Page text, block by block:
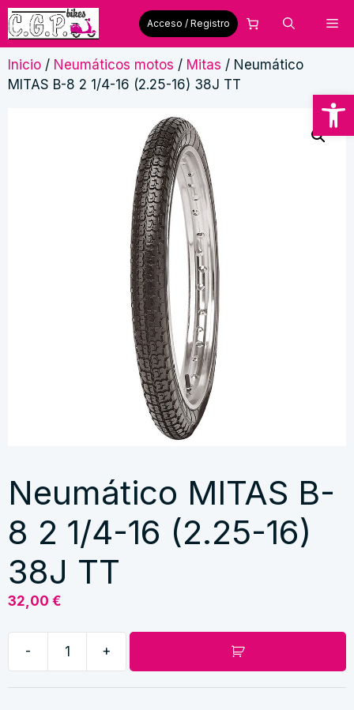
Abrir
Saltar
al
contenido
Acceso / Registro
Inicio / Neumáticos motos / Mitas / Neumático
MITAS B-8 2 1/4-16 (2.25-16) 38J TT
Neumático MITAS B-
8 2 1/4-16 (2.25-16)
38J TT
32,00 €
- +